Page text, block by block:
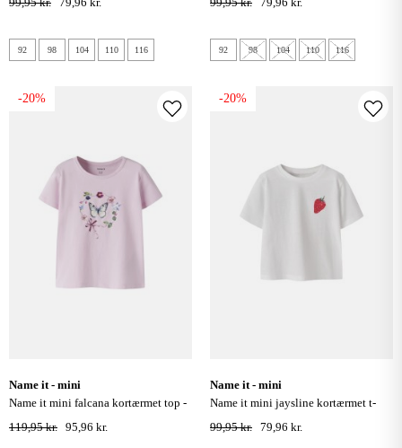
92 98 104 110 116 92 98 104 110 116
-20%
name it - mini
name it mini falcana kortærmet top -
pirouette
119,95 kr. 95,96 kr.
-20%
name it - mini
name it mini jaysline kortærmet t-
shirt - bright white
99,95 kr. 79,96 kr.